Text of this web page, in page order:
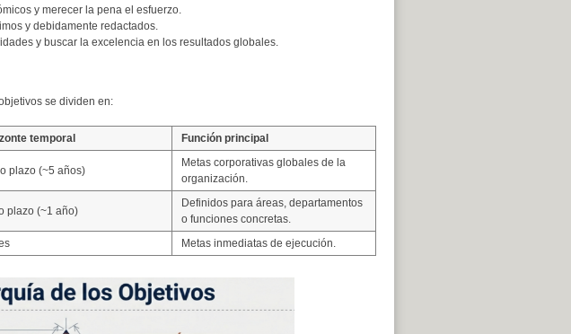
y merecer la pena el esfuerzo.
y debidamente redactados.
y buscar la excelencia en los resultados globales.
se dividen en:
temporal Función principal
plazo (~5 años)
Metas corporativas globales de la
organización.
plazo (~1 año)
Definidos para áreas, departamentos
o funciones concretas.
Metas inmediatas de ejecución.